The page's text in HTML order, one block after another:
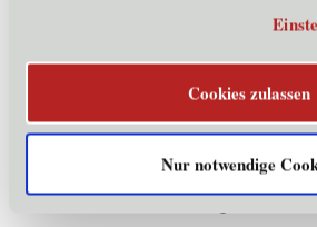
Cookies zulassen
Nur notwendige
über den Wissenschafts- und
Diese Homepage bietet insbesondere
Möglichkeit des Downloads seitens
Tirol erstellten Unterlagen und
ersetzen nicht die persönliche
Mitarbeiter der Standortagentur Tirol.